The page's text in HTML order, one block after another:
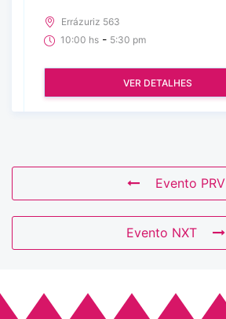
Errázuriz 563
10:00 hs - 5:30 pm
VER DETALHES
Evento PRV
Evento NXT